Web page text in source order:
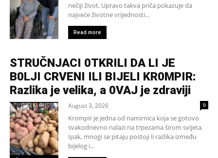
nečiji život. Upravo takva priča pokazuje da
najveće životne vrijednosti...
Read more
STRUČNJACI 0TKRILI DA LI JE
B0LJI CRVENI ILI BIJELI KR0MPIR:
Razlika je velika, a 0VAJ je zdraviji
August 3, 2026 0
Krompir je jedna od namirnica koja se gotovo
svakodnevno nalazi na trpezama širom svijeta.
Ipak, mnogi se pitaju postoji li razlika između
bijelog i...